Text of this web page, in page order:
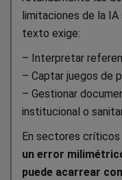
limitaciones de la
texto exige:
– Interpretar
– Captar juegos de
– Gestionar
institucional o
En sectores
un error
puede acarrear